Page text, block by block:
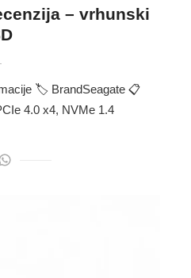
– vrhunski
🏷 BrandSeagate 📋
4.0 x4, NVMe 1.4